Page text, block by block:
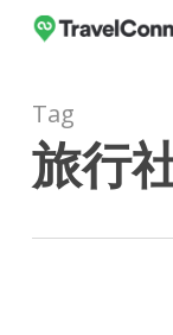
Skip
content
Tag
旅行